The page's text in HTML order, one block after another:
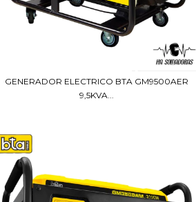
GENERADOR ELECTRICO BTA GM9500AER
9,5KVA...